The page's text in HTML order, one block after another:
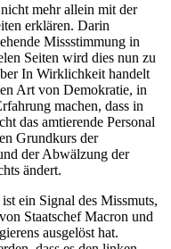
mehr allein mit der
erklären. Darin
Missstimmung in
Seiten wird dies nun zu
In Wirklichkeit handelt
Art von Demokratie, in
machen, dass in
das amtierende Personal
Grundkurs der
der Abwälzung der
ändert.
ein Signal des Missmuts,
Staatschef Macron und
ausgelöst hat.